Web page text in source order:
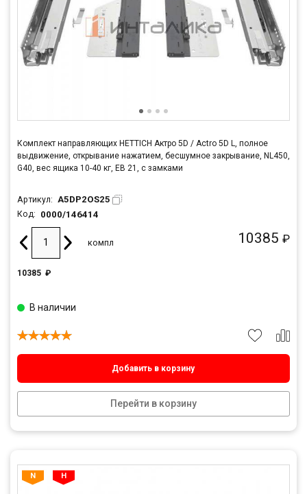
Комплект направляющих HETTICH Актро 5D / Actro 5D L, полное
выдвижение, открывание нажатием, бесшумное закрывание, NL450,
G40, вес ящика 10-40 кг, ЕВ 21, с замками
Артикул: A5DP2OS25
Код: 0000/146414
10385 ₽
компл
10385 ₽
Добавить в корзину
Перейти в корзину
В наличии